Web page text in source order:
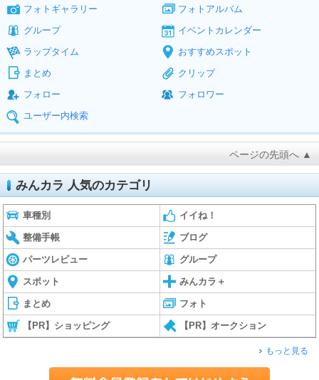
フォトギャラリー
フォトアルバム
グループ
イベントカレンダー
ラップタイム
おすすめスポット
まとめ
クリップ
フォロー
フォロワー
ユーザー内検索
ページの先頭へ ▲
みんカラ 人気のカテゴリ
車種別 イイね！
整備手帳 ブログ
パーツレビュー グループ
スポット みんカラ＋
まとめ フォト
【PR】ショッピング 【PR】オークション
もっと見る